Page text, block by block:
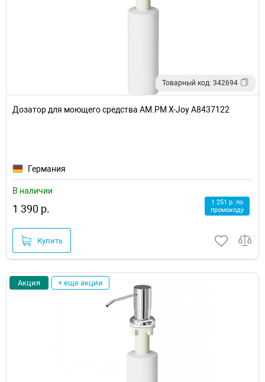
Товарный код: 342694
Дозатор для моющего средства AM.PM X-Joy A8437122
Германия
В наличии
1 390 р.
1 251 р. по
промокоду
Купить
Акция + еще акции